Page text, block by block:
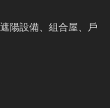
陽設備、組合屋、戶